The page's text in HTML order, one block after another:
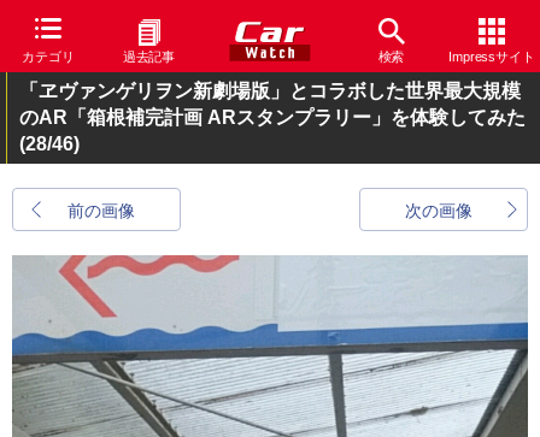
カテゴリ 過去記事 検索 Impressサイト
「ヱヴァンゲリヲン新劇場版」とコラボした世界最大規模
のAR「箱根補完計画 ARスタンプラリー」を体験してみた
(28/46)
前の画像 次の画像